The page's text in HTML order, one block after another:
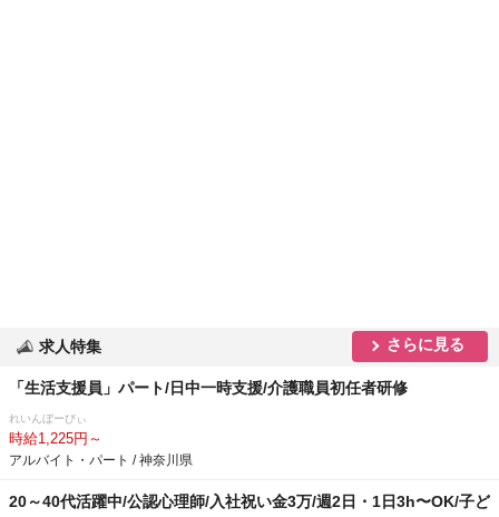
求人特集 さらに見る
「生活支援員」パート/日中一時支援/介護職員初任者研修
れいんぼーびぃ
時給1,225円～
アルバイト・パート / 神奈川県
20～40代活躍中/公認心理師/入社祝い金3万/週2日・1日3h〜OK/子ど